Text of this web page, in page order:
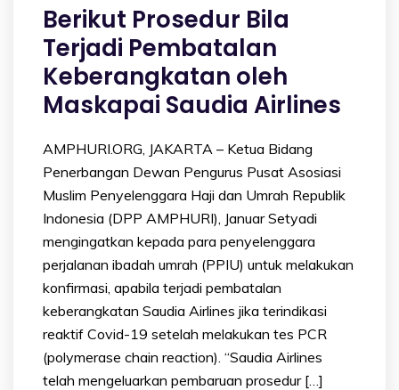
Berikut Prosedur Bila
Terjadi Pembatalan
Keberangkatan oleh
Maskapai Saudia Airlines
AMPHURI.ORG, JAKARTA – Ketua Bidang
Penerbangan Dewan Pengurus Pusat Asosiasi
Muslim Penyelenggara Haji dan Umrah Republik
Indonesia (DPP AMPHURI), Januar Setyadi
mengingatkan kepada para penyelenggara
perjalanan ibadah umrah (PPIU) untuk melakukan
konfirmasi, apabila terjadi pembatalan
keberangkatan Saudia Airlines jika terindikasi
reaktif Covid-19 setelah melakukan tes PCR
(polymerase chain reaction). “Saudia Airlines
telah mengeluarkan pembaruan prosedur […]